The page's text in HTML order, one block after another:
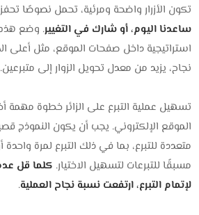
تكون الأزرار واضحة ومرئية، تحمل نصوصًا
ساعدنا اليوم، أو شارك في التغيير. وضع
استراتيجية داخل صفحات الموقع، مثل
نجاح، يزيد من معدل تحويل الزوار إلى متبرعين.
تسهيل عملية التبرع على الزائر خطوة مهمة
الموقع الإلكتروني. يجب أن يكون النموذج
متعددة للتبرع، بما في ذلك التبرع لمرة
مسبقًا للتبرعات لتسهيل الاختيار. كلما قل
لإتمام التبرع، ارتفعت نسبة نجاح العملية.